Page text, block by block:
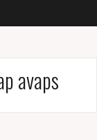
avaps